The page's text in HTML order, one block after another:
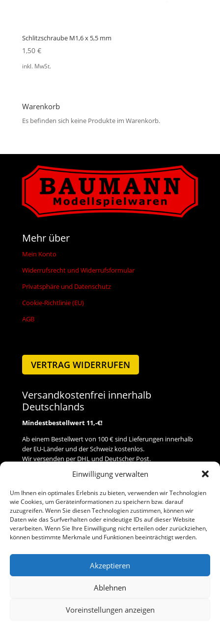
Einwilligung verwalten
Um Ihnen ein optimales Erlebnis zu bieten, verwenden wir Technologien
wie Cookies, um Geräteinformationen zu speichern bzw. darauf
zuzugreifen. Wenn Sie diesen Technologien zustimmen, können wir
Daten wie das Surfverhalten oder eindeutige IDs auf dieser Website
verarbeiten. Wenn Sie Ihre Einwilligung nicht erteilen oder zurückziehen,
können bestimmte Merkmale und Funktionen beeinträchtigt werden.
Akzeptieren
Ablehnen
Voreinstellungen anzeigen
Schlitzschraube M1,6 x 5,5 mm
1,50 €
inkl. MwSt.
Warenkorb
Es befinden sich keine Produkte im Warenkorb.
Mehr über
Mein Konto
Widerrufsrecht und Widerrufsformular
Privatsphäre und Datenschutz
Cookie-Richtlinie (EU)
AGB
VERTRAG WIDERRUFEN
Versandkostenfrei innerhalb
Deutschlands
Mindestbestellwert 11,-€!
Ab einem Bestellwert von 100 € sind Lieferungen innerhalb
der EU-Länder und der Schweiz kostenlos.
Wir versenden per DHL und Deutscher Post.
Versand
Zahlung
Baumann Modellspielwaren
Telefon (0 91 61) 33 84